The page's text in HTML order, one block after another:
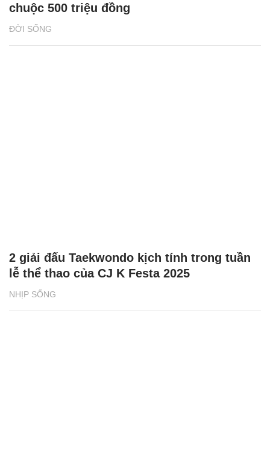
ĐỜI SỐNG
chuộc 500 triệu đồng
NHỊP SỐNG
2 giải đấu Taekwondo kịch tính trong tuần
lễ thể thao của CJ K Festa 2025